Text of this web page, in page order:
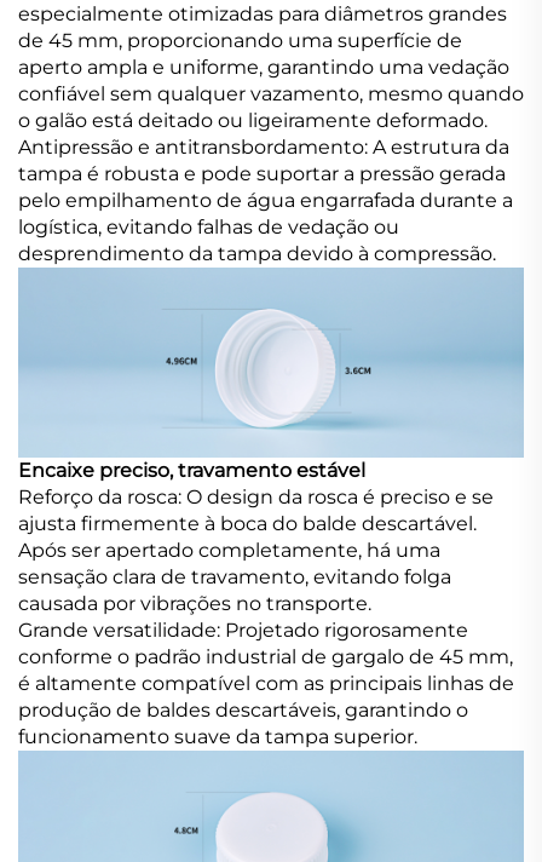
especialmente otimizadas para diâmetros grandes
de 45 mm, proporcionando uma superfície de
aperto ampla e uniforme, garantindo uma vedação
confiável sem qualquer vazamento, mesmo quando
o galão está deitado ou ligeiramente deformado.
Antipressão e antitransbordamento: A estrutura da
tampa é robusta e pode suportar a pressão gerada
pelo empilhamento de água engarrafada durante a
logística, evitando falhas de vedação ou
desprendimento da tampa devido à compressão.
Encaixe preciso, travamento estável
Reforço da rosca: O design da rosca é preciso e se
ajusta firmemente à boca do balde descartável.
Após ser apertado completamente, há uma
sensação clara de travamento, evitando folga
causada por vibrações no transporte.
Grande versatilidade: Projetado rigorosamente
conforme o padrão industrial de gargalo de 45 mm,
é altamente compatível com as principais linhas de
produção de baldes descartáveis, garantindo o
funcionamento suave da tampa superior.